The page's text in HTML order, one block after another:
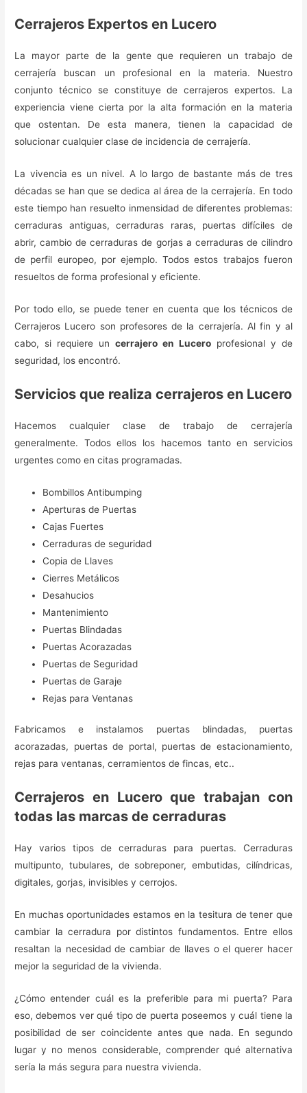
Cerrajeros Expertos en Lucero
La mayor parte de la gente que requieren un trabajo de
cerrajería buscan un profesional en la materia. Nuestro
conjunto técnico se constituye de cerrajeros expertos. La
experiencia viene cierta por la alta formación en la materia
que ostentan. De esta manera, tienen la capacidad de
solucionar cualquier clase de incidencia de cerrajería.
La vivencia es un nivel. A lo largo de bastante más de tres
décadas se han que se dedica al área de la cerrajería. En todo
este tiempo han resuelto inmensidad de diferentes problemas:
cerraduras antiguas, cerraduras raras, puertas difíciles de
abrir, cambio de cerraduras de gorjas a cerraduras de cilindro
de perfil europeo, por ejemplo. Todos estos trabajos fueron
resueltos de forma profesional y eficiente.
Por todo ello, se puede tener en cuenta que los técnicos de
Cerrajeros Lucero son profesores de la cerrajería. Al fin y al
cabo, si requiere uncerrajero en Lucero profesional y de
seguridad, los encontró.
Servicios que realiza cerrajeros en Lucero
Hacemos cualquier clase de trabajo de cerrajería
generalmente. Todos ellos los hacemos tanto en servicios
urgentes como en citas programadas.
Bombillos Antibumping
Aperturas de Puertas
Cajas Fuertes
Cerraduras de seguridad
Copia de Llaves
Cierres Metálicos
Desahucios
Mantenimiento
Puertas Blindadas
Puertas Acorazadas
Puertas de Seguridad
Puertas de Garaje
Rejas para Ventanas
Fabricamos e instalamos puertas blindadas, puertas
acorazadas, puertas de portal, puertas de estacionamiento,
rejas para ventanas, cerramientos de fincas, etc..
Cerrajeros en Lucero que trabajan con
todas las marcas de cerraduras
Hay varios tipos de cerraduras para puertas. Cerraduras
multipunto, tubulares, de sobreponer, embutidas, cilíndricas,
digitales, gorjas, invisibles y cerrojos.
En muchas oportunidades estamos en la tesitura de tener que
cambiar la cerradura por distintos fundamentos. Entre ellos
resaltan la necesidad de cambiar de llaves o el querer hacer
mejor la seguridad de la vivienda.
¿Cómo entender cuál es la preferible para mi puerta? Para
eso, debemos ver qué tipo de puerta poseemos y cuál tiene la
posibilidad de ser coincidente antes que nada. En segundo
lugar y no menos considerable, comprender qué alternativa
sería la más segura para nuestra vivienda.